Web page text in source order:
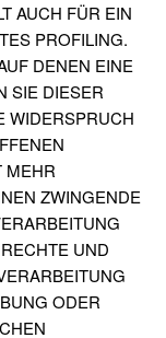
AUCH FÜR EIN
PROFILING.
DENEN EINE
SIE DIESER
WIDERSPRUCH
MEHR
ZWINGENDE
UND
ODER